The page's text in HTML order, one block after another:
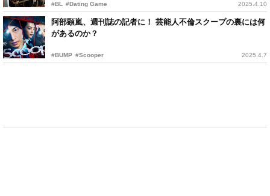
#BL #Dating Game 2025.4.10
阿部顕嵐、週刊誌の記者に！ 芸能人不倫スクープの裏には何
があるのか？
#BUMP #Scooper 2025.4.7